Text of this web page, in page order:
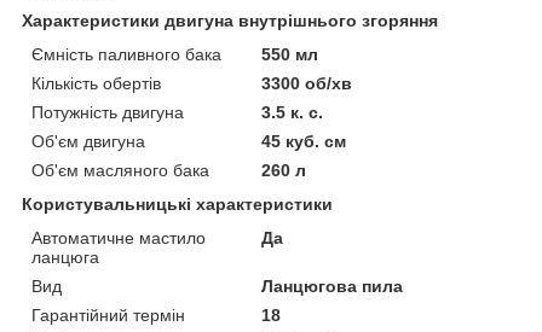
Характеристики двигуна внутрішнього згоряння
Ємність паливного бака
550 мл
Кількість обертів
3300 об/хв
Потужність двигуна
3.5 к. с.
Об'єм двигуна
45 куб. см
Об'єм масляного бака
260 л
Користувальницькі характеристики
Автоматичне мастило
ланцюга
Да
Вид
Ланцюгова пила
Гарантійний термін
18